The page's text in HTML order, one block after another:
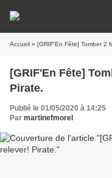
Accueil » [GRIF'En Fête] Tomber 2
[GRIF'En Fête]
Pirate.
Publié le 01/05/2020 à 14:25
Par martinefmorel